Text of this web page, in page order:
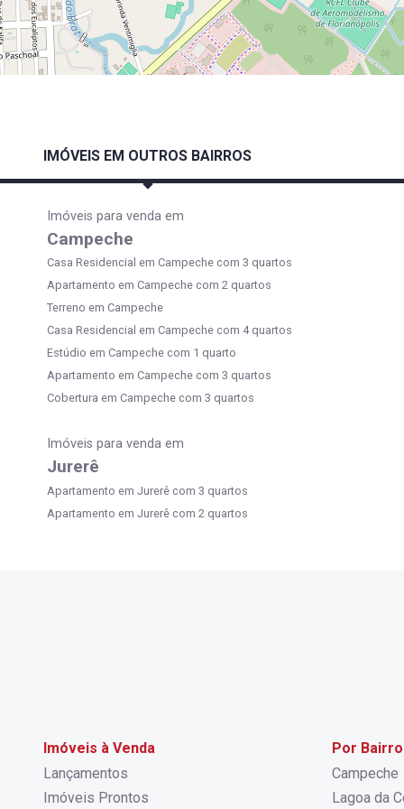
IMÓVEIS EM OUTROS BAIRROS
Imóveis para venda em
Campeche
Casa Residencial em Campeche com 3 quartos
Apartamento em Campeche com 2 quartos
Terreno em Campeche
Casa Residencial em Campeche com 4 quartos
Estúdio em Campeche com 1 quarto
Apartamento em Campeche com 3 quartos
Cobertura em Campeche com 3 quartos
Imóveis para venda em
Jurerê
Apartamento em Jurerê com 3 quartos
Apartamento em Jurerê com 2 quartos
Imóveis à Venda
Lançamentos
Imóveis Prontos
Por
Campeche
Lagoa da